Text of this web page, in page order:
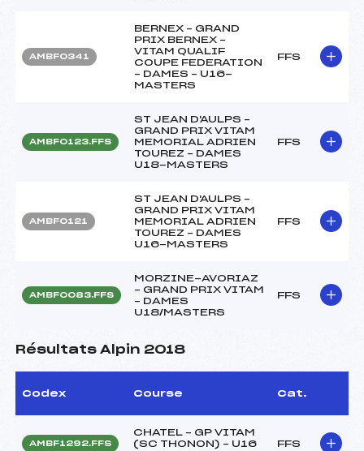
AMBF0341
BERNEX – GRAND
PRIX BERNEX –
VITAM QUALIF
COUPE FEDERATION
– DAMES – U16-
MASTERS
FFS
AMBF0123.FFS
ST JEAN D'AULPS –
GRAND PRIX VITAM
MEMORIAL ADRIEN
TOUREZ – DAMES
U18-MASTERS
FFS
AMBF0121
ST JEAN D'AULPS –
GRAND PRIX VITAM
MEMORIAL ADRIEN
TOUREZ – DAMES
U16-MASTERS
FFS
AMBF0083.FFS
MORZINE-AVORIAZ
– GRAND PRIX VITAM
– DAMES
U18/MASTERS
FFS
Résultats Alpin 2018
Codex Course Cat.
AMBF1292.FFS
CHATEL – GP VITAM
(SC THONON) – U16
FFS